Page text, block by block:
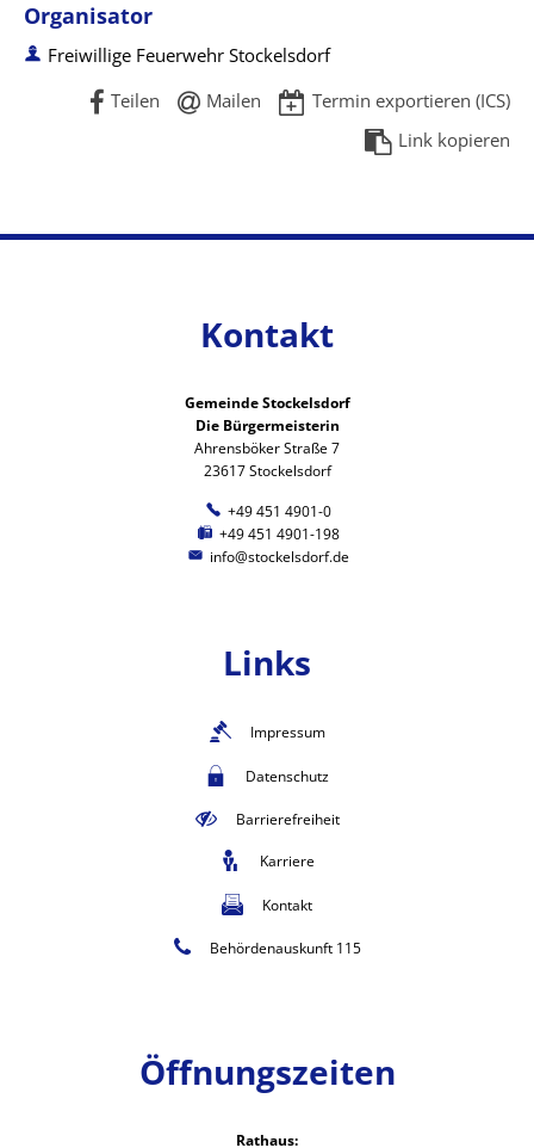
Organisator
Freiwillige Feuerwehr Stockelsdorf
Teilen
Mailen
Termin exportieren (ICS)
Link kopieren
Kontakt
Gemeinde Stockelsdorf
Die Bürgermeisterin
Ahrensböker Straße 7
23617 Stockelsdorf
+49 451 4901-0
+49 451 4901-198
info@stockelsdorf.de
Links
Impressum
Datenschutz
Barrierefreiheit
Karriere
Kontakt
Behördenauskunft 115
Öffnungszeiten
Rathaus: